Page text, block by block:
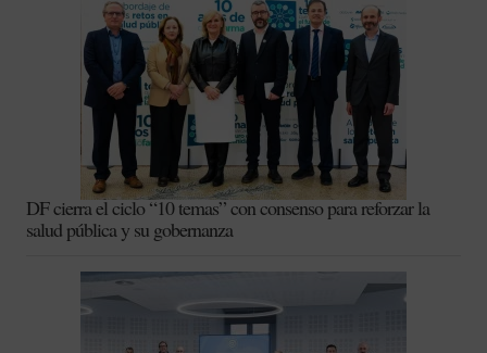
DF cierra el ciclo “10 temas” con consenso para reforzar la
salud pública y su gobernanza